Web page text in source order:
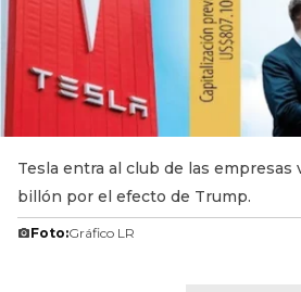
Tesla entra al club de las empresas
billón por el efecto de Trump.
Foto:Gráfico LR